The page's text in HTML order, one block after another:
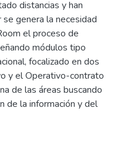
distancias y han
genera la necesidad
el proceso de
módulos tipo
focalizado en dos
y el Operativo-contrato
de las áreas buscando
de la información y del